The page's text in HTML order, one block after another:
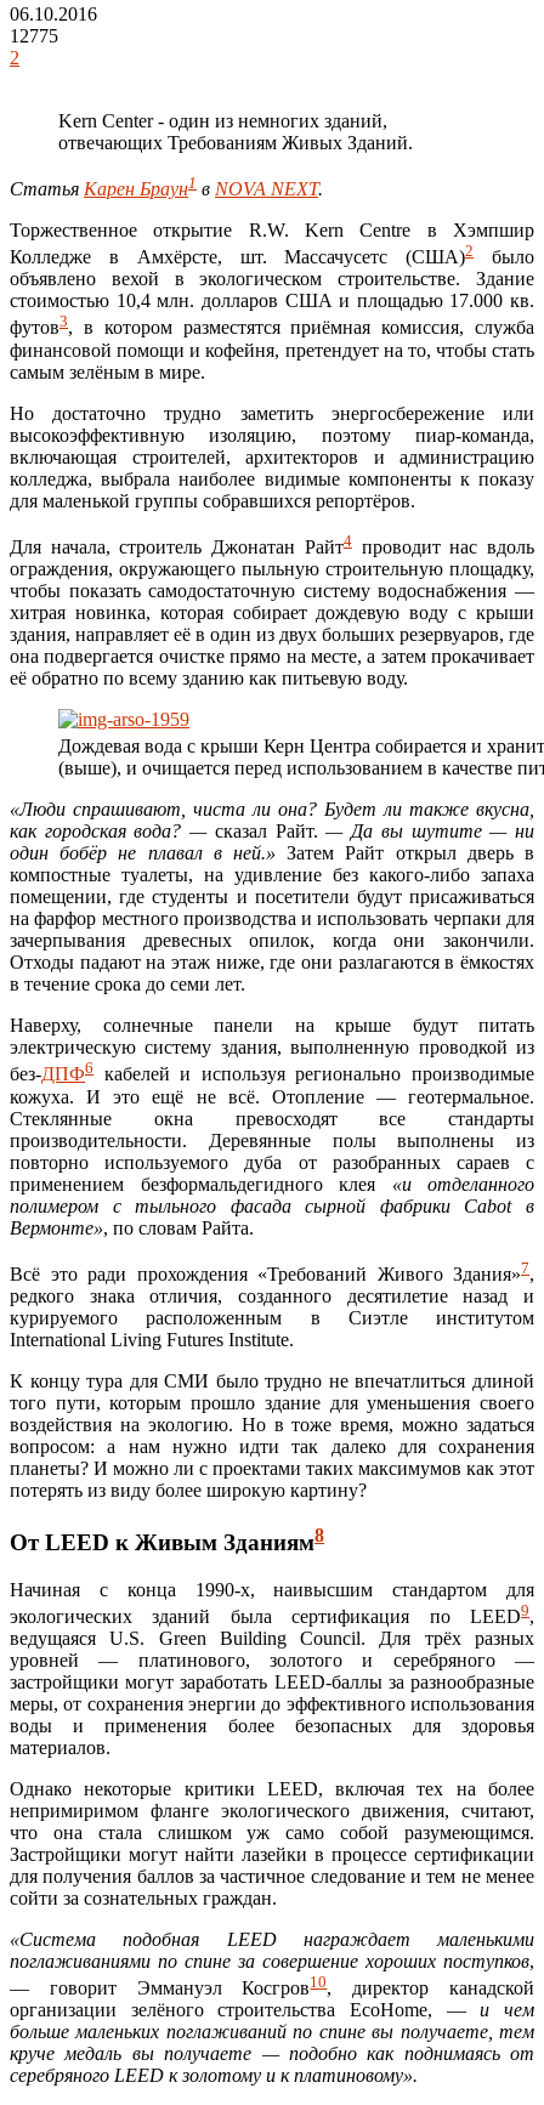
06.10.2016
12775
2
Kern Center - один из немногих зданий,
отвечающих Требованиям Живых Зданий.
Статья Карен Браун1 в NOVA NEXT.
Торжественное открытие R.W. Kern Centre в Хэмпшир
Колледже в Амхёрсте, шт. Массачусетс (США)2было
объявлено вехой в экологическом строительстве. Здание
стоимостью 10,4 млн. долларов США и площадью 17.000 кв.
футов3, в котором разместятся приёмная комиссия, служба
финансовой помощи и кофейня, претендует на то, чтобы стать
самым зелёным в мире.
Но достаточно трудно заметить энергосбережение или
высокоэффективную изоляцию, поэтому пиар-команда,
включающая строителей, архитекторов и администрацию
колледжа, выбрала наиболее видимые компоненты к показу
для маленькой группы собравшихся репортёров.
Для начала, строитель Джонатан Райт4проводит нас вдоль
ограждения, окружающего пыльную строительную площадку,
чтобы показать самодостаточную систему водоснабжения —
хитрая новинка, которая собирает дождевую воду с крыши
здания, направляет её в один из двух больших резервуаров, где
она подвергается очистке прямо на месте, а затем прокачивает
её обратно по всему зданию как питьевую воду.
Дождевая вода с крыши Керн Центра собирается и
(выше), и очищается перед использованием в качестве
«Люди спрашивают, чиста ли она? Будет ли также вкусна,
как городская вода? — сказал Райт. — Да вы шутите — ни
один бобёр не плавал в ней.» Затем Райт открыл дверь в
компостные туалеты, на удивление без какого-либо запаха
помещении, где студенты и посетители будут присаживаться
на фарфор местного производства и использовать черпаки для
зачерпывания древесных опилок, когда они закончили.
Отходы падают на этаж ниже, где они разлагаются в ёмкостях
в течение срока до семи лет.
Наверху, солнечные панели на крыше будут питать
электрическую систему здания, выполненную проводкой из
без-ДПФ6
кабелей и используя регионально производимые
кожуха. И это ещё не всё. Отопление — геотермальное.
Стеклянные окна превосходят все стандарты
производительности. Деревянные полы выполнены из
повторно используемого дуба от разобранных сараев с
применением безформальдегидного клея «и отделанного
полимером с тыльного фасада сырной фабрики Cabot в
Вермонте», по словам Райта.
Всё это ради прохождения «Требований Живого Здания»7,
редкого знака отличия, созданного десятилетие назад и
курируемого расположенным в Сиэтле институтом
International Living Futures Institute.
К концу тура для СМИ было трудно не впечатлиться длиной
того пути, которым прошло здание для уменьшения своего
воздействия на экологию. Но в тоже время, можно задаться
вопросом: а нам нужно идти так далеко для сохранения
планеты? И можно ли с проектами таких максимумов как этот
потерять из виду более широкую картину?
От LEED к Живым Зданиям8
Начиная с конца 1990-х, наивысшим стандартом для
экологических зданий была сертификация по LEED9,
ведущаяся U.S. Green Building Council. Для трёх разных
уровней — платинового, золотого и серебряного —
застройщики могут заработать LEED-баллы за разнообразные
меры, от сохранения энергии до эффективного использования
воды и применения более безопасных для здоровья
материалов.
Однако некоторые критики LEED, включая тех на более
непримиримом фланге экологического движения, считают,
что она стала слишком уж само собой разумеющимся.
Застройщики могут найти лазейки в процессе сертификации
для получения баллов за частичное следование и тем не менее
сойти за сознательных граждан.
«Система подобная LEED награждает маленькими
поглаживаниями по спине за совершение хороших поступков,
— говорит Эммануэл Косгров10, директор канадской
организации зелёного строительства EcoHome, —и чем
больше маленьких поглаживаний по спине вы получаете, тем
круче медаль вы получаете — подобно как поднимаясь от
серебряного LEED к золотому и к платиновому».